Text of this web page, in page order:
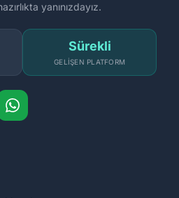
yanınızdayız.
Sürekli
GELIŞEN PLATFORM